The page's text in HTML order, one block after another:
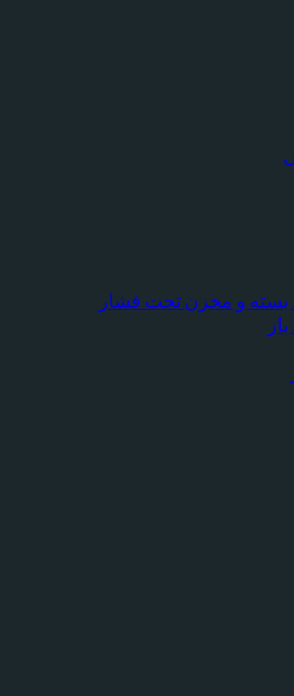
بسته و مخزن تحت فشار